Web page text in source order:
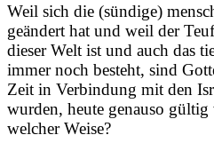
Weil sich die (sündige)
geändert hat und weil der
dieser Welt ist und auch das
immer noch besteht, sind
Zeit in Verbindung mit den
wurden, heute genauso
welcher Weise?